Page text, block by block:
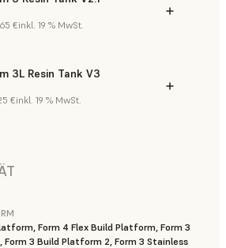
€inkl. 19 % MwSt.
3L Resin Tank V3
€inkl. 19 % MwSt.
Form 4 Flex Build Platform, Form 3
3 Build Platform 2, Form 3 Stainless